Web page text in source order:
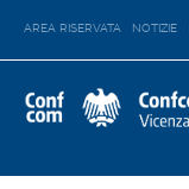
AREA RISERVATA NOTIZIE